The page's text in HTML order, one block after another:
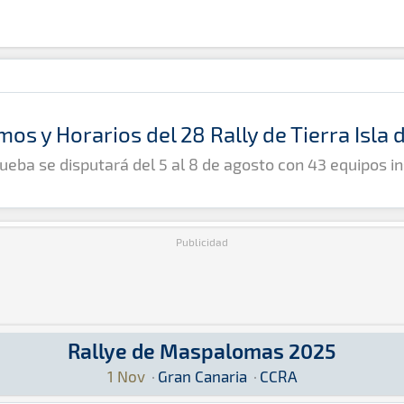
y Horarios del 28 Rally de Tierra Isla
se disputará del 5 al 8 de agosto con 43 equipos
Publicidad
Rallye de Maspalomas 2025
1 Nov · Gran Canaria · CCRA
CCRA: Aquí podrás encontrar toda la